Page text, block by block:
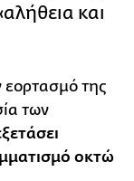
και
εορτασμό της
των
οκτώ